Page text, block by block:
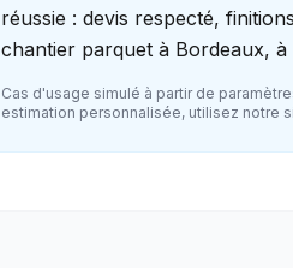
réussie : devis respecté,
chantier parquet à Bordeaux,
Cas d'usage simulé à partir de
estimation personnalisée, utilisez notre